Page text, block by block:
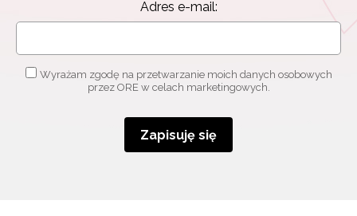
Adres e-mail:
Wyrażam zgodę na przetwarzanie moich danych osobowych
przez ORE w celach marketingowych.
Zapisuję się